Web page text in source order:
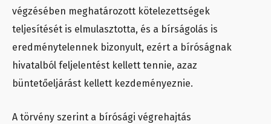
végzésében meghatározott kötelezettségek
teljesítését is elmulasztotta, és a bírságolás is
eredménytelennek bizonyult, ezért a bíróságnak
hivatalból feljelentést kellett tennie, azaz
büntetőeljárást kellett kezdeményeznie.
A törvény szerint a bírósági végrehajtás